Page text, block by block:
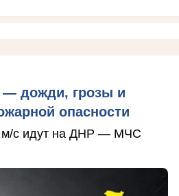
— дожди, грозы и
опасности
м/с идут на ДНР — МЧС